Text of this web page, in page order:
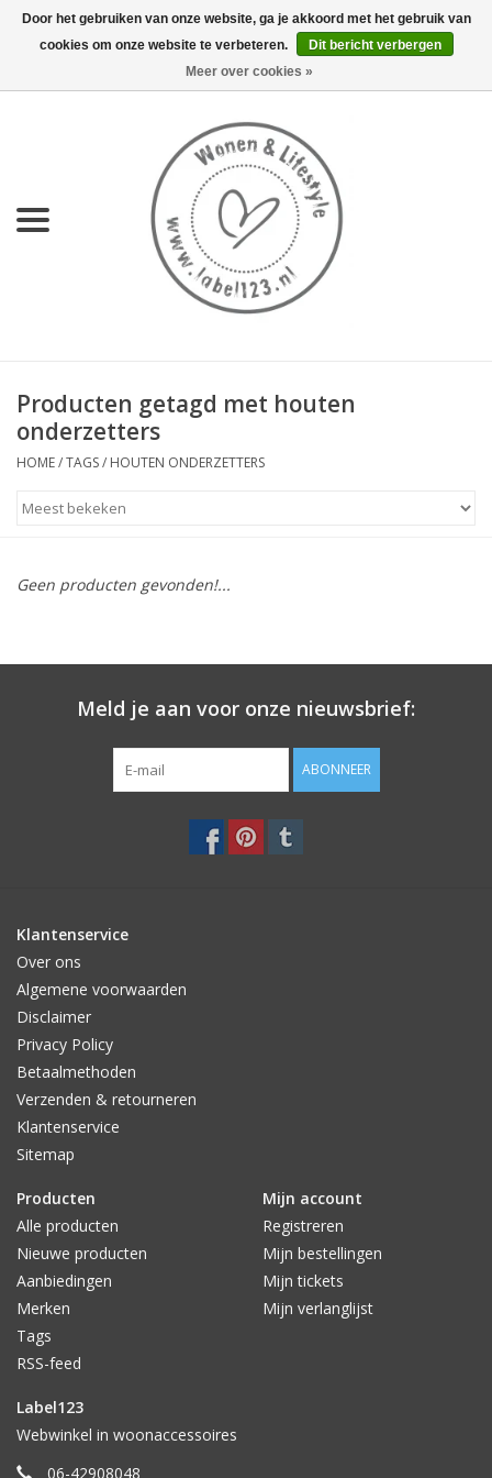
0 Artikelen - €0,00
KEUKEN
LIFESTYLE
OUTDOOR
SALE
Producten getagd met houten
onderzetters
HOME/TAGS/ HOUTEN ONDERZETTERS
Geen producten gevonden!...
Meld je aan voor onze nieuwsbrief:
ABONNEER
Klantenservice
Over ons
Algemene voorwaarden
Disclaimer
Privacy Policy
Betaalmethoden
Verzenden & retourneren
Klantenservice
Sitemap
Producten
Alle producten
Nieuwe producten
Aanbiedingen
Merken
Tags
RSS-feed
Mijn account
Registreren
Mijn bestellingen
Mijn tickets
Mijn verlanglijst
Label123
Webwinkel in woonaccessoires
06-42908048
Door het gebruiken van onze website, ga je akkoord met het gebruik van
cookies om onze website te verbeteren.
Dit bericht verbergen
Meer over cookies »